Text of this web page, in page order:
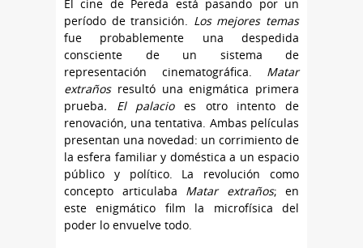
El cine de Pereda está pasando por un
período de transición. Los mejores temas
fue probablemente una despedida
consciente de un sistema de
representación cinematográfica. Matar
extrañosresultó una enigmática primera
prueba. El palacioes otro intento de
renovación, una tentativa. Ambas películas
presentan una novedad: un corrimiento de
la esfera familiar y doméstica a un espacio
público y político. La revolución como
concepto articulaba Matar extraños; en
este enigmático film la microfísica del
poder lo envuelve todo.